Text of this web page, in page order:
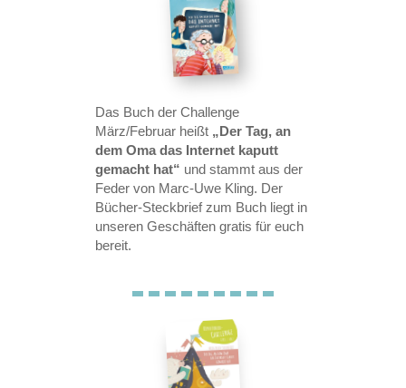
Das Buch der Challenge
März/Februar heißt „Der Tag, an
dem Oma das Internet kaputt
gemacht hat“ und stammt aus der
Feder von Marc-Uwe Kling. Der
Bücher-Steckbrief zum Buch liegt in
unseren Geschäften gratis für euch
bereit.